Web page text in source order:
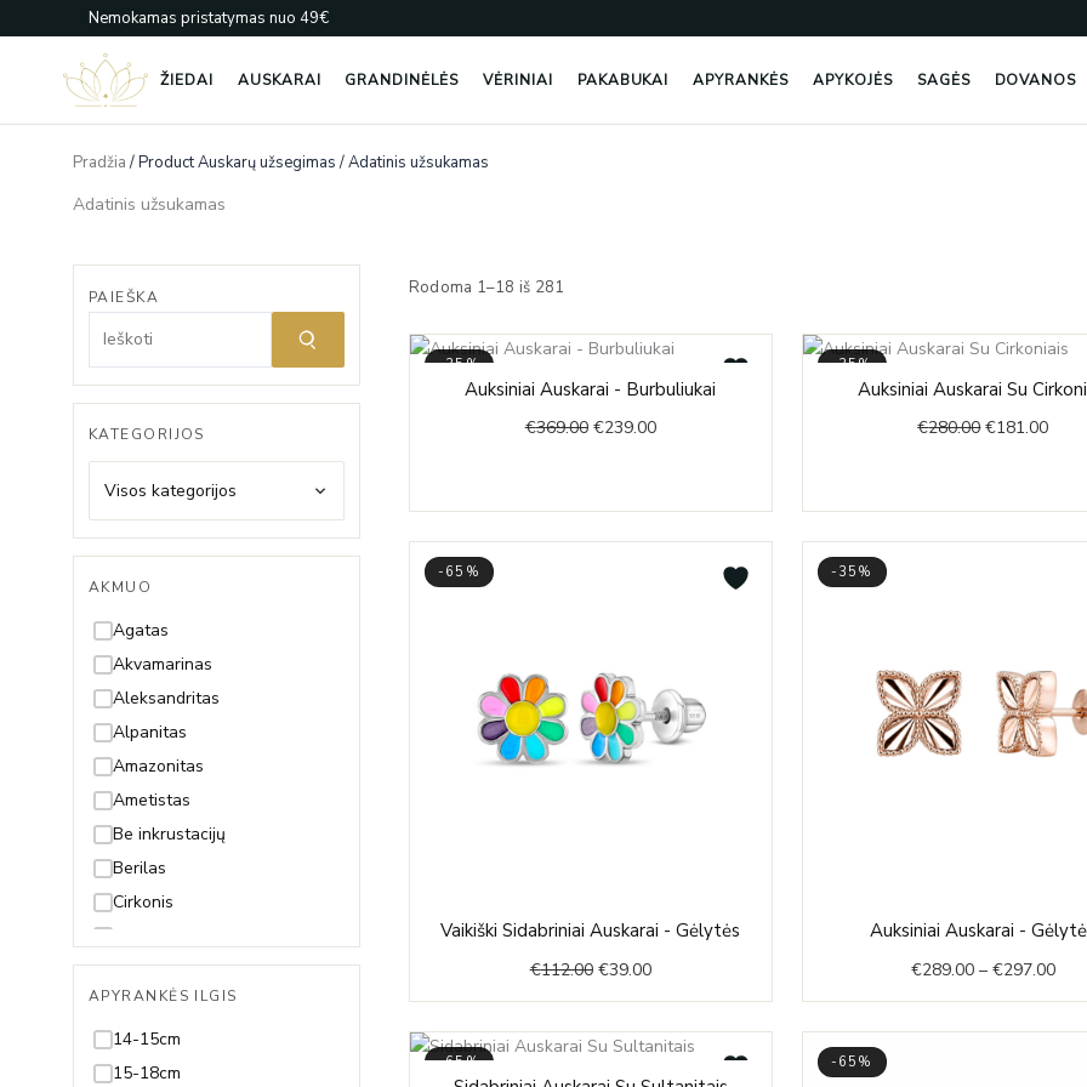
prie
Nemokamas pristatymas nuo 49€
ŽIEDAI AUSKARAI GRANDINĖLĖS VĖRINIAI PAKABUKAI APYRANKĖS APYKOJĖS SAGĖS DOVANOS
Pradžia/ Product Auskarų užsegimas / Adatinis užsukamas
Adatinis užsukamas
PAIEŠKA
KATEGORIJOS
Visos kategorijos
AKMUO
Agatas
Akvamarinas
Aleksandritas
Alpanitas
Amazonitas
Ametistas
Be inkrustacijų
Berilas
Cirkonis
Deimantas
Gintaras
Granatas
Hematitas
APYRANKĖS ILGIS
14-15cm
15-18cm
Rodoma 1–18 iš 281
-35%
Auksiniai Auskarai - Burbuliukai
€369.00
price
was:
€239.00
price
is:
-35%
Auksiniai Auskarai Su
€280.00
price
was:
€181.00
price
is:
-65%
Vaikiški Sidabriniai Auskarai - Gėlytės
€112.00
price
was:
€112.00.
€39.00
price
is:
€39.00.
-35%
Auksiniai Auskarai -
€289.00 – €297.00
-65% -65%